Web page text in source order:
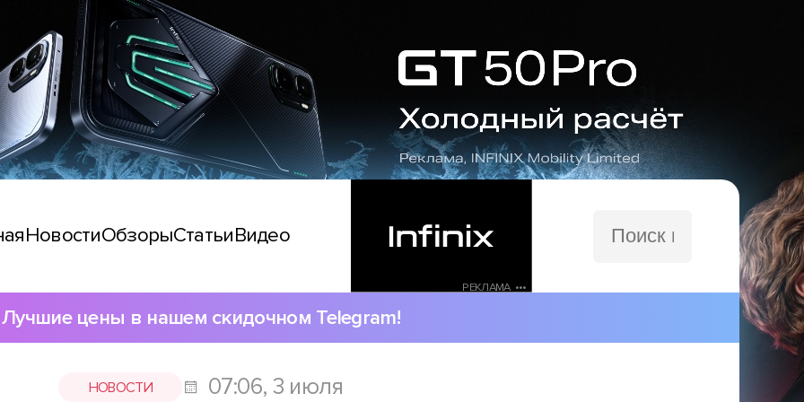
НовостиОбзорыСтатьиВидео
РЕКЛАМА •••
сайту
Лучшие цены в нашем скидочном Telegram!
НОВОСТИ 07:06, 3 июля